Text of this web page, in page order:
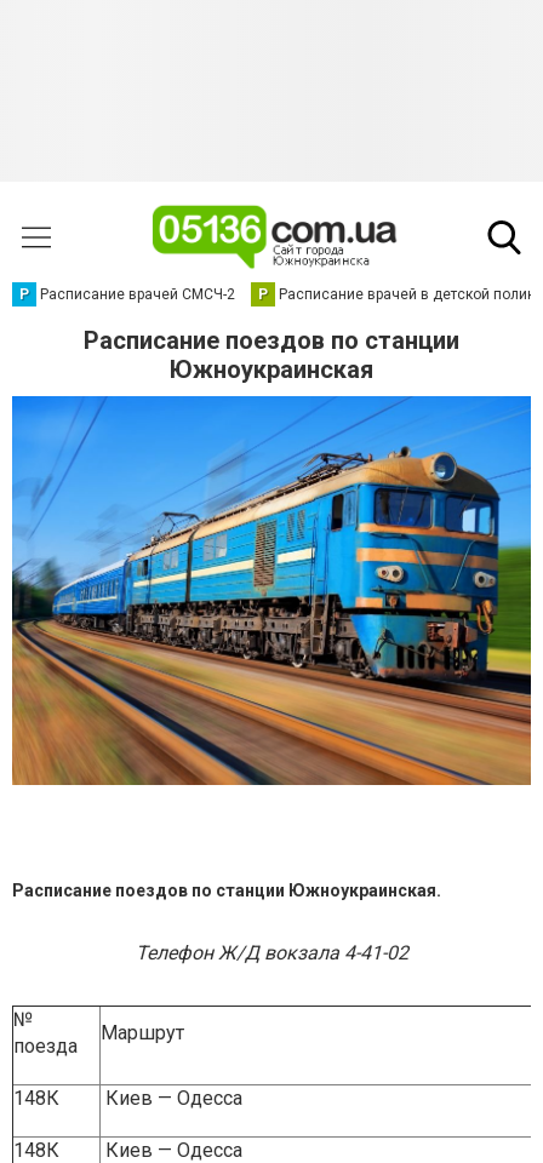
Р Расписание врачей СМСЧ-2 Р Расписание врачей в детской
Расписание поездов по станции
Южноукраинская
Расписание поездов по станции Южноукраинская.
Телефон Ж/Д вокзала 4-41-02
№
поезда
Маршрут
148К Киев — Одесса
148К Киев — Одесса